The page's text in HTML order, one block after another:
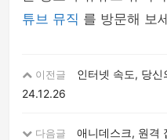
튜브 뮤직 를 방문해 보
이전글
인터넷 속도, 당
24.12.26
다음글
애니데스크, 원격